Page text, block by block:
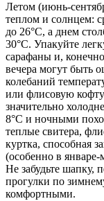
Летом (июнь-
теплом и солнцем:
до 26°C, а днем
30°C. Упакуйте
сарафаны и,
вечера могут быть
колебаний
или флисовую
значительно
8°C и ночными
теплые свитера,
куртка, способная
(особенно в
Не забудьте шапку,
прогулки по
комфортными.